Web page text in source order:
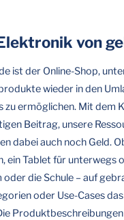
von
ist der Online-Shop,
wieder in den
zu ermöglichen. Mit dem
Beitrag, unsere
dabei auch noch Geld.
ein Tablet für unterwegs
die Schule – auf
oder Use-Cases